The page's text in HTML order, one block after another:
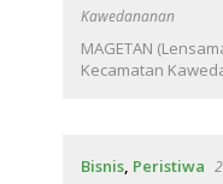
Kawedananan
MAGETAN
Kecamatan
Bisnis, Peristiwa